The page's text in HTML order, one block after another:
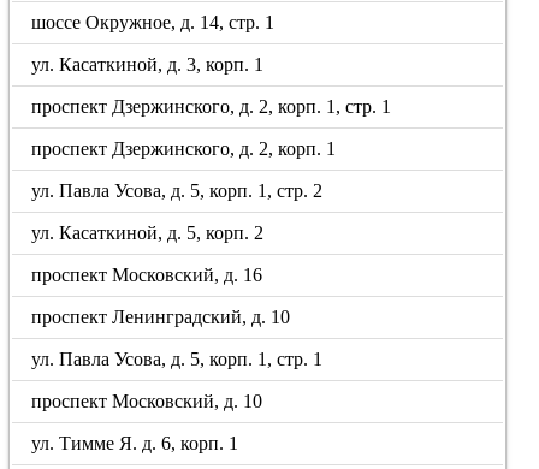
шоссе Окружное, д. 14, стр. 1
ул. Касаткиной, д. 3, корп. 1
проспект Дзержинского, д. 2, корп. 1, стр. 1
проспект Дзержинского, д. 2, корп. 1
ул. Павла Усова, д. 5, корп. 1, стр. 2
ул. Касаткиной, д. 5, корп. 2
проспект Московский, д. 16
проспект Ленинградский, д. 10
ул. Павла Усова, д. 5, корп. 1, стр. 1
проспект Московский, д. 10
ул. Тимме Я. д. 6, корп. 1